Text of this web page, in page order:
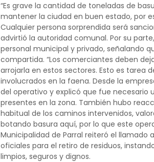
“Es grave la cantidad de toneladas de
mantener la ciudad en buen estado, por
Cualquier persona sorprendida será
advirtió la autoridad comunal. Por su
personal municipal y privado, señalando
compartida. “Los comerciantes deben
arrojarla en estos sectores. Esto es tarea
involucrados en la faena. Desde la
del operativo y explicó que fue necesario
presentes en la zona. También hubo
habitual de los caminos intervenidos,
botando basura aquí, por lo que este
Municipalidad de Parral reiteró el
oficiales para el retiro de residuos,
limpios, seguros y dignos.